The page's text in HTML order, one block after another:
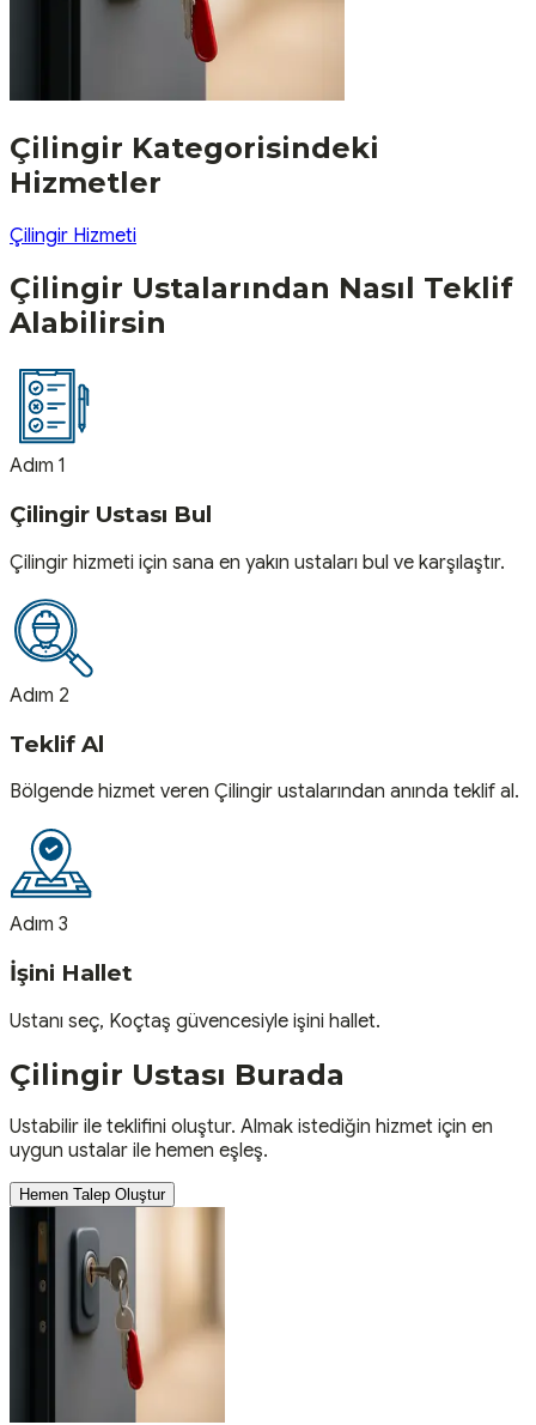
Çilingir Kategorisindeki
Hizmetler
Çilingir Hizmeti
Çilingir Ustalarından Nasıl Teklif
Alabilirsin
Adım 1
Çilingir Ustası Bul
Çilingir hizmeti için sana en yakın ustaları bul ve karşılaştır.
Adım 2
Teklif Al
Bölgende hizmet veren Çilingir ustalarından anında teklif al.
Adım 3
İşini Hallet
Ustanı seç, Koçtaş güvencesiyle işini hallet.
Çilingir Ustası Burada
Ustabilir ile teklifini oluştur. Almak istediğin hizmet için en
uygun ustalar ile hemen eşleş.
Hemen Talep Oluştur